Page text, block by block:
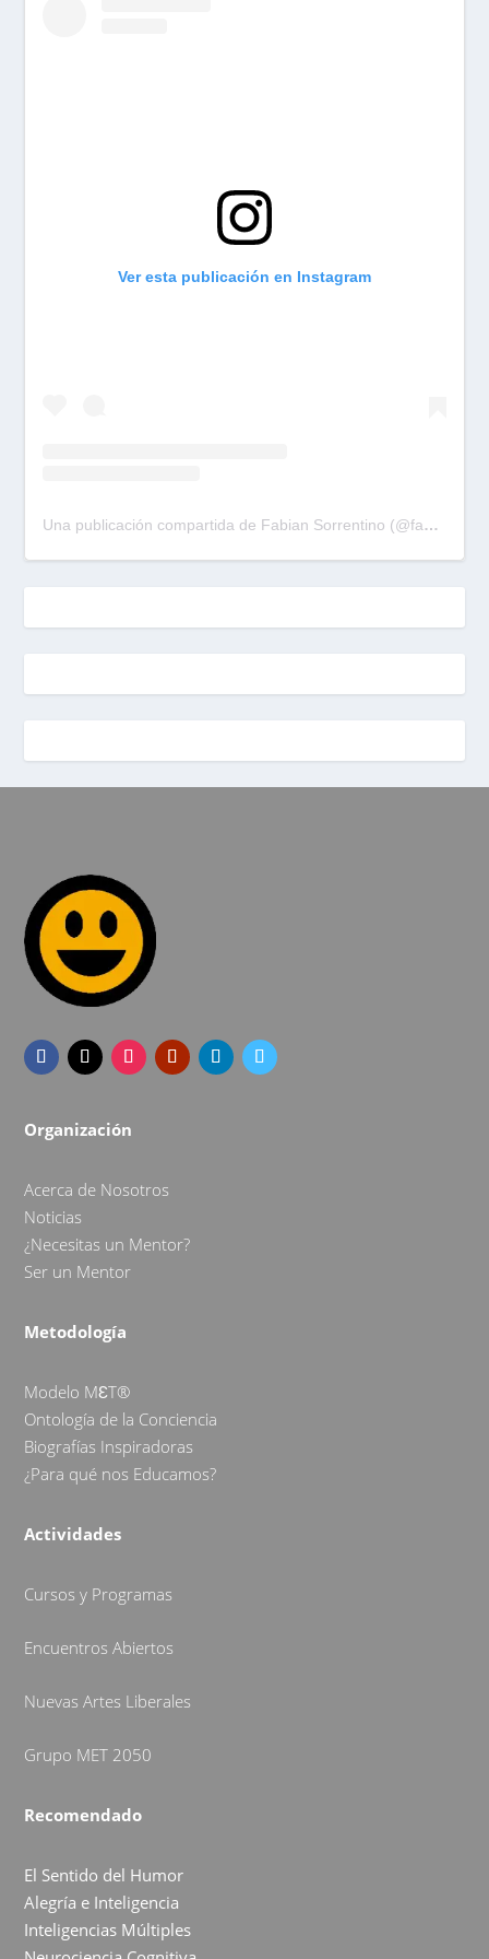
Ver esta publicación en Instagram
Una publicación compartida de Fabian Sorrentino (@fabiansonria)
Organización
Acerca de Nosotros
Noticias
¿Necesitas un Mentor?
Ser un Mentor
Metodología
Modelo MƐT®
Ontología de la Conciencia
Biografías Inspiradoras
¿Para qué nos Educamos?
Actividades
Cursos y Programas
Encuentros Abiertos
Nuevas Artes Liberales
Grupo MET 2050
Recomendado
El Sentido del Humor
Alegría e Inteligencia
Inteligencias Múltiples